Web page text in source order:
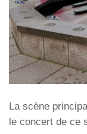
La scène
le concert de ce